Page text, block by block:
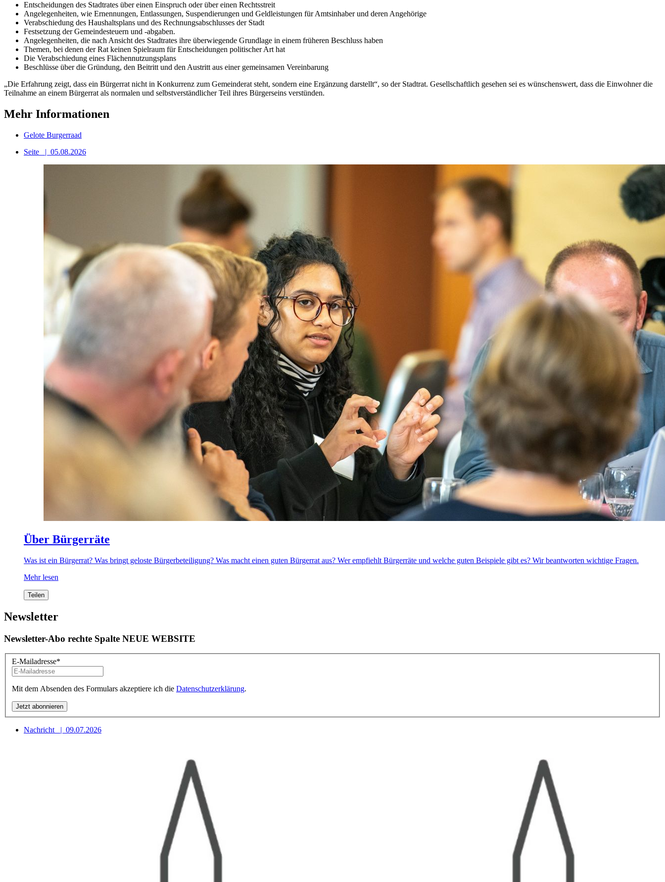
Entscheidungen des Stadtrates über einen Einspruch oder über einen Rechtsstreit
Angelegenheiten, wie Ernennungen, Entlassungen, Suspendierungen und Geldleistungen für Amtsinhaber und deren Angehörige
Verabschiedung des Haushaltsplans und des Rechnungsabschlusses der Stadt
Festsetzung der Gemeindesteuern und -abgaben.
Angelegenheiten, die nach Ansicht des Stadtrates ihre überwiegende Grundlage in einem früheren Beschluss haben
Themen, bei denen der Rat keinen Spielraum für Entscheidungen politischer Art hat
Die Verabschiedung eines Flächennutzungsplans
Beschlüsse über die Gründung, den Beitritt und den Austritt aus einer gemeinsamen Vereinbarung
„Die Erfahrung zeigt, dass ein Bürgerrat nicht in Konkurrenz zum Gemeinderat steht, sondern eine Ergänzung darstellt“, so der Stadtrat. Gesellschaftlich gesehen sei es wünschenswert, dass die Einwohner die
Teilnahme an einem Bürgerrat als normalen und selbstverständlicher Teil ihres Bürgerseins verstünden.
Mehr Informationen
Gelote Burgerraad
Seite
| 05.08.2026
Über Bürgerräte
Was ist ein Bürgerrat? Was bringt geloste Bürgerbeteiligung? Was macht einen guten Bürgerrat aus? Wer empfiehlt Bürgerräte und welche guten Beispiele gibt es? Wir beantworten wichtige Fragen.
Mehr lesen
Teilen
Newsletter
Newsletter-Abo rechte Spalte NEUE WEBSITE
E-Mailadresse*
Mit dem Absenden des Formulars akzeptiere ich die Datenschutzerklärung.
Nachricht | 09.07.2026